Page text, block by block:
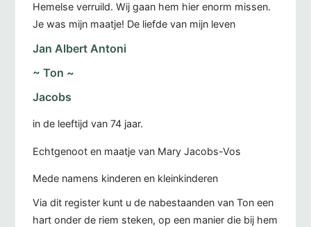
Hemelse verruild. Wij gaan hem hier enorm missen.
Je was mijn maatje! De liefde van mijn leven
Jan Albert Antoni
~ Ton ~
Jacobs
in de leeftijd van 74 jaar.
Echtgenoot en maatje van Mary Jacobs-Vos
Mede namens kinderen en kleinkinderen
Via dit register kunt u de nabestaanden van Ton een
hart onder de riem steken, op een manier die bij hem